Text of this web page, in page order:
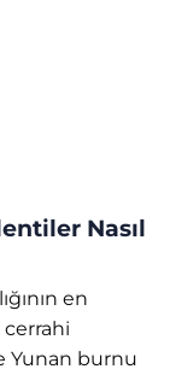
Nasıl
en
Yunan burnu